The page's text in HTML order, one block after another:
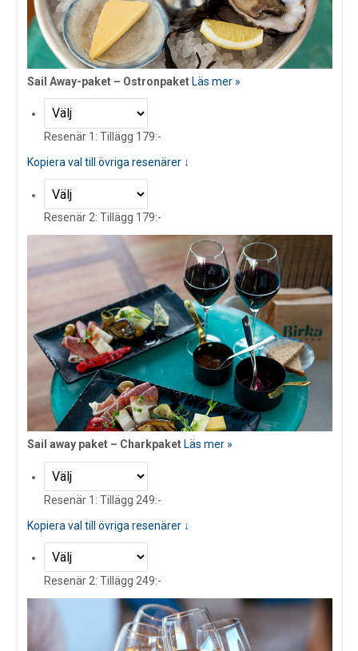
Sail Away-paket – Ostronpaket Läs mer »
Resenär 1: Tillägg 179:-
Kopiera val till övriga resenärer ↓
Resenär 2: Tillägg 179:-
Sail away paket – Charkpaket Läs mer »
Resenär 1: Tillägg 249:-
Kopiera val till övriga resenärer ↓
Resenär 2: Tillägg 249:-